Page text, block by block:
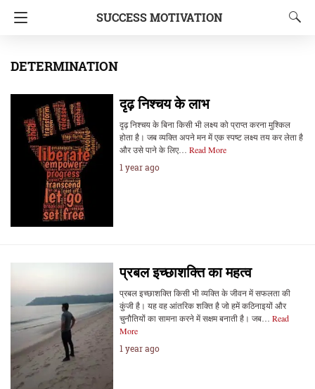
SUCCESS MOTIVATION
DETERMINATION
दृढ़ निश्चय के लाभ
दृढ़ निश्चय के बिना किसी भी लक्ष्य को प्राप्त करना मुश्किल
होता है। जब व्यक्ति अपने मन में एक स्पष्ट लक्ष्य तय कर लेता है
और उसे पाने के लिए… Read More
1 year ago
प्रबल इच्छाशक्ति का महत्व
प्रबल इच्छाशक्ति किसी भी व्यक्ति के जीवन में सफलता की
कुंजी है। यह वह आंतरिक शक्ति है जो हमें कठिनाइयों और
चुनौतियों का सामना करने में सक्षम बनाती है। जब… Read
More
1 year ago